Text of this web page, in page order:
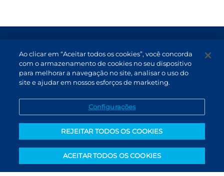
Atendimento
Canal de Denúncias
Ao clicar em “Aceitar todos os cookies”, você concorda
com o armazenamento de cookies no seu dispositivo
para melhorar a navegação no site, analisar o uso do
site e ajudar em nossos esforços de marketing.
Configurações
REJEITAR TODOS OS COOKIES
ACEITAR TODOS OS COOKIES